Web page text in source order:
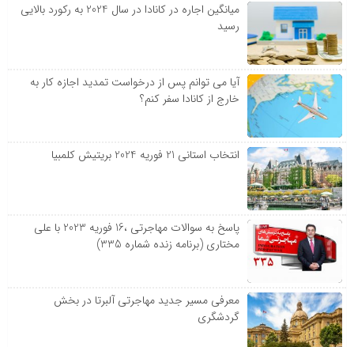
میانگین اجاره در کانادا در سال 2024 به رکورد بالایی
رسید
آیا می توانم پس از درخواست تمدید اجازه کار به
خارج از کانادا سفر کنم؟
انتخاب استانی 21 فوریه 2024 بریتیش کلمبیا
پاسخ به سوالات مهاجرتی ،16 فوریه 2023 با علی
مختاری (برنامه زنده شماره 335)
معرفی مسیر جدید مهاجرتی آلبرتا در بخش
گردشگری